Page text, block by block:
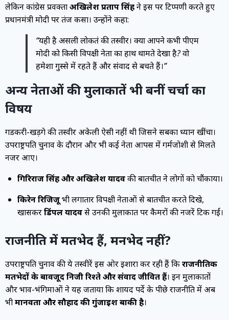
लेकिन कांग्रेस प्रवक्ताअखिलेश प्रताप सिंहने इस पर टिप्पणी करते हुए
प्रधानमंत्री मोदी पर तंज कसा। उन्होंने कहा:
“यही है असली लोकतंत्र की तस्वीर। क्या आपने कभी पीएम
मोदी को किसी विपक्षी नेता का हाथ थामते देखा है? वो
हमेशा गुस्से में रहते हैं और संवाद से बचते हैं।”
अन्य नेताओं की मुलाकातें भी बनीं चर्चा का
विषय
गडकरी-खड़गे की तस्वीर अकेली ऐसी नहीं थी जिसने सबका ध्यान खींचा।
उपराष्ट्रपति चुनाव के दौरान और भी कई नेता आपस में गर्मजोशी से मिलते
नजर आए।
गिरिराज सिंह और अखिलेश यादवकी बातचीत ने लोगों को चौंकाया।
किरेन रिजिजूभी लगातार विपक्षी नेताओं से बातचीत करते दिखे,
खासकरडिंपल यादवसे उनकी मुलाकात पर कैमरों की नजरें टिक गईं।
राजनीति में मतभेद हैं, मनभेद नहीं?
उपराष्ट्रपति चुनाव की ये तस्वीरें इस ओर इशारा कर रही हैं किराजनीतिक
मतभेदों के बावजूद निजी रिश्ते और संवाद जीवित हैं। इन मुलाकातों
और भाव-भंगिमाओं ने यह जताया कि शायद पर्दे के पीछे राजनीति में अब
भीमानवता और सौहार्द की गुंजाइश बाकी है।